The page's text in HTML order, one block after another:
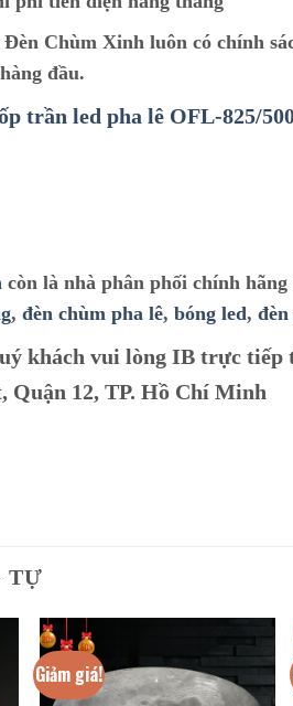
Đèn Chùm Xinh luôn có chính
đầu.
trần led pha lê OFL-825/
còn là nhà phân phối chính
, đèn chùm pha lê, bóng led,
khách vui lòng IB trực tiếp
Quận 12, TP. Hồ Chí Minh
TỰ
Giảm giá!